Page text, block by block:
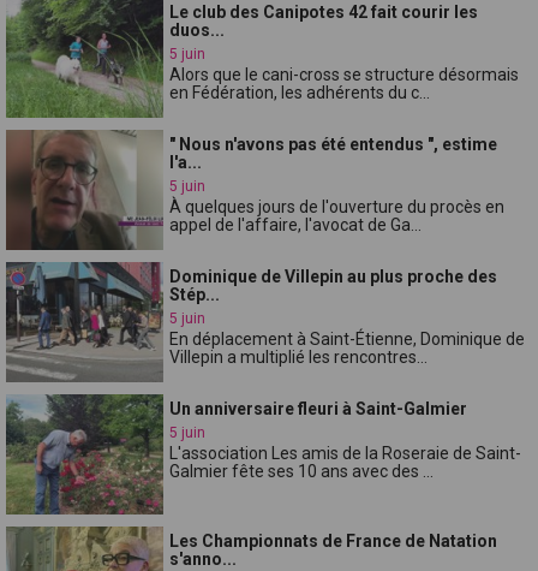
Le club des Canipotes 42 fait courir les
duos...
5 juin
Alors que le cani-cross se structure désormais
en Fédération, les adhérents du c...
" Nous n'avons pas été entendus ", estime
l'a...
5 juin
À quelques jours de l'ouverture du procès en
appel de l'affaire, l'avocat de Ga...
Dominique de Villepin au plus proche des
Stép...
5 juin
En déplacement à Saint-Étienne, Dominique de
Villepin a multiplié les rencontres...
Un anniversaire fleuri à Saint-Galmier
5 juin
L'association Les amis de la Roseraie de Saint-
Galmier fête ses 10 ans avec des ...
Les Championnats de France de Natation
s'anno...